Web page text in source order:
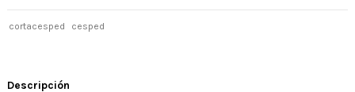
cortacesped cesped
Descripción